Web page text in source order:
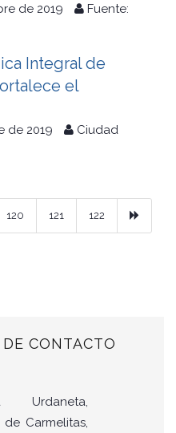
de 2019
Fuente:
Integral de
el
de 2019
Ciudad
120 121 122
CONTACTO
Urdaneta,
de Carmelitas,